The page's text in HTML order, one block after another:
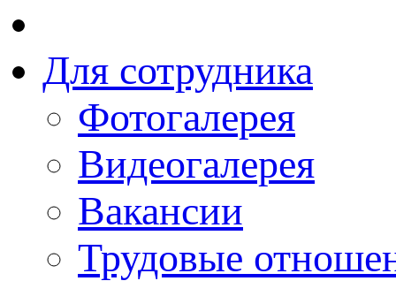
Для сотрудника
Фотогалерея
Видеогалерея
Вакансии
Трудовые